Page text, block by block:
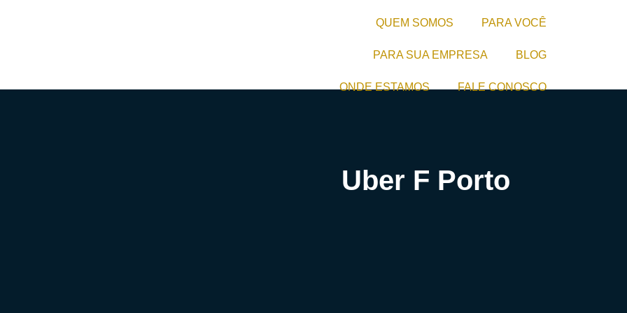
QUEM SOMOS PARA VOCÊ
PARA SUA EMPRESA BLOG
ONDE ESTAMOS FALE CONOSCO
Uber F Porto